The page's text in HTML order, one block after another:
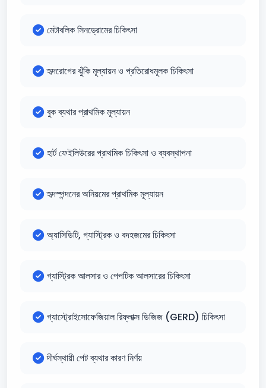
মেটাবলিক সিনড্রোমের চিকিৎসা
হৃদরোগের ঝুঁকি মূল্যায়ন ও প্রতিরোধমূলক চিকিৎসা
বুক ব্যথার প্রাথমিক মূল্যায়ন
হার্ট ফেইলিউরের প্রাথমিক চিকিৎসা ও ব্যবস্থাপনা
হৃদস্পন্দনের অনিয়মের প্রাথমিক মূল্যায়ন
অ্যাসিডিটি, গ্যাস্ট্রিক ও বদহজমের চিকিৎসা
গ্যাস্ট্রিক আলসার ও পেপটিক আলসারের চিকিৎসা
গ্যাস্ট্রোইসোফেজিয়াল রিফ্লাক্স ডিজিজ (GERD) চিকিৎসা
দীর্ঘস্থায়ী পেট ব্যথার কারণ নির্ণয়